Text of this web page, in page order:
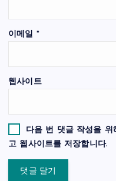
이메일 *
웹사이트
다음 번 댓글 작성을 위
고 웹사이트를 저장합니다.